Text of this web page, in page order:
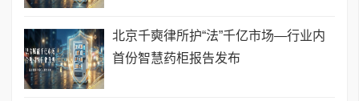
北京千奭律所护“法”千亿市场—行业内
首份智慧药柜报告发布